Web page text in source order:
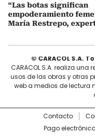
“Las botas significan
empoderamiento
María Restrepo,
© CARACOL S.A.
CARACOL S.A. realiza
usos de las obras y otras
web a medios de lectura
Contacto
Pago